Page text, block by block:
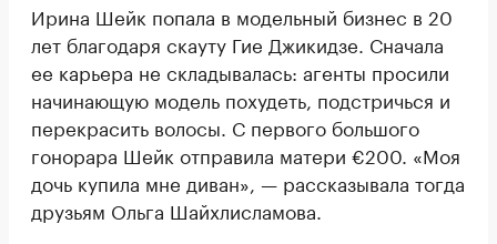
Ирина Шейк попала в модельный бизнес в 20
лет благодаря скауту Гие Джикидзе. Сначала
ее карьера не складывалась: агенты просили
начинающую модель похудеть, подстричься и
перекрасить волосы. С первого большого
гонорара Шейк отправила матери €200. «Моя
дочь купила мне диван», — рассказывала тогда
друзьям Ольга Шайхлисламова.